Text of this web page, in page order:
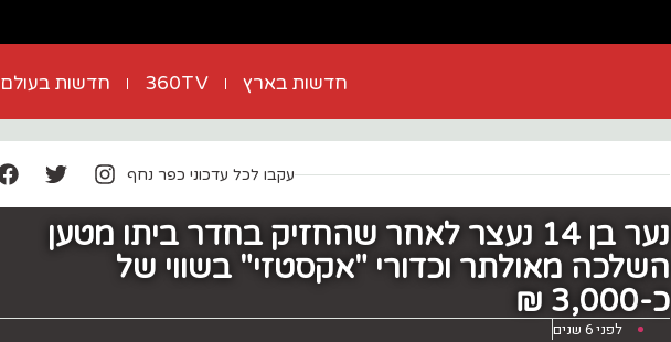
חדשות בארץ 360TV חדשות בעולם
עקבו לכל עדכוני כפר נחף
נער בן 14 נעצר לאחר שהחזיק בחדר ביתו מטען
השלכה מאולתר וכדורי "אקסטזי" בשווי של
כ-3,000 ₪
לפני 6 שנים